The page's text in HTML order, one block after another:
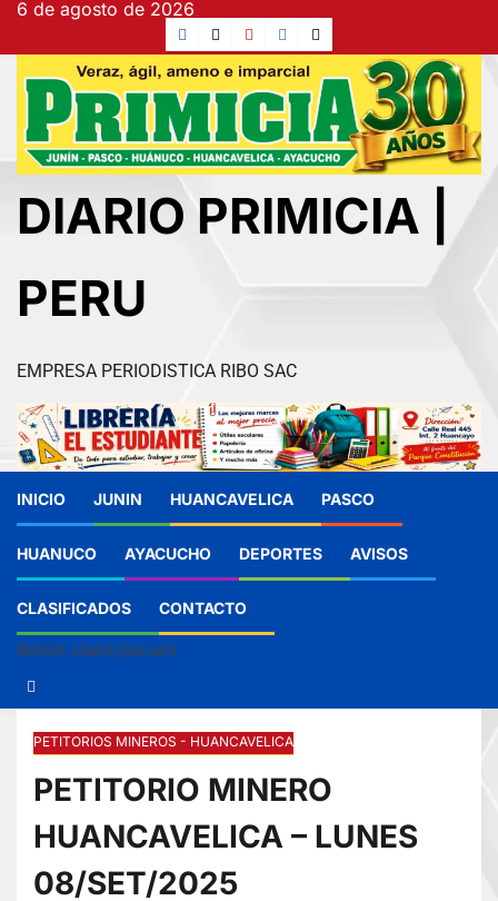
6 de agosto de 2026
DIARIO PRIMICIA |
PERU
EMPRESA PERIODISTICA RIBO SAC
INICIO JUNIN HUANCAVELICA PASCO
HUANUCO AYACUCHO DEPORTES AVISOS
CLASIFICADOS CONTACTO
Botón claro/oscuro
PETITORIOS MINEROS - HUANCAVELICA
PETITORIO MINERO
HUANCAVELICA – LUNES
08/SET/2025